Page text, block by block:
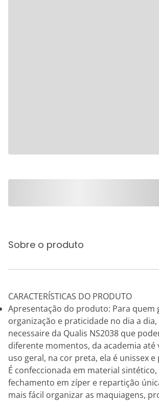
Sobre o produto
CARACTERÍSTICAS DO PRODUTO
Apresentação do produto: Para quem
organização e praticidade no dia a dia,
necessaire da Qualis NS2038 que
diferente momentos, da academia até
uso geral, na cor preta, ela é unissex
É confeccionada em material
fechamento em zíper e repartição
mais fácil organizar as maquiagens,